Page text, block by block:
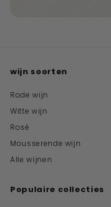
wijn soorten
Rode wijn
Witte wijn
Rosé
Mousserende wijn
Alle wijnen
Populaire collecties